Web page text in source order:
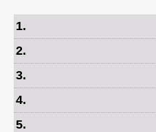
1.
2.
3.
4.
5.